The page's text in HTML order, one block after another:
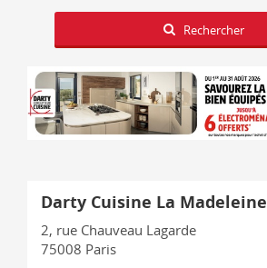
Latitude
Longitude
Rechercher
Darty Cuisine La Madeleine
2, rue Chauveau Lagarde
75008 Paris